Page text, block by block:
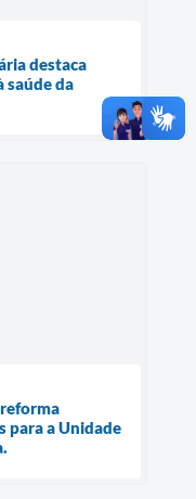
destaca
saúde da
para a Unidade